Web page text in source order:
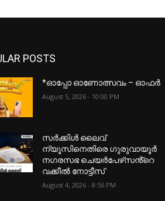
POSTS
*ഓപ്പോ ഓണോത്സവം – ഓഫർ
August 5, 2026 - 10:00 PM
സർക്കിൾ ലൈവ്
ന്യൂസിനെതിരെ ഗുരുവായൂർ
നഗരസഭ ചെയർപേഴ്‌സൻ്റെ
വക്കീൽ നോട്ടീസ്
August 4, 2026 - 8:56 PM